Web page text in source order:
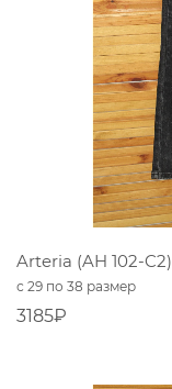
Arteria (AH 102-C2)
с 29 по 38 размер
3185₽